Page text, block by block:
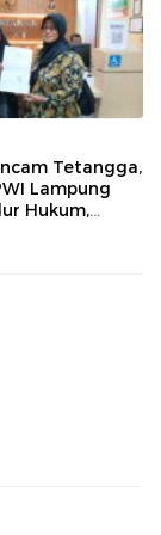
Tetangga,
Lampung
Hukum,